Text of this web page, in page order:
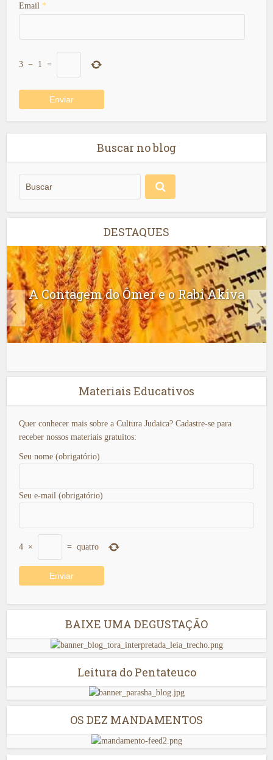
Email *
3 − 1 =
Buscar no blog
DESTAQUES
A Contagem do Ômer e o Rabi Akiva
Materiais Educativos
Quer conhecer mais sobre a Cultura Judaica? Cadastre-se para
receber nossos materiais gratuitos:
Seu nome (obrigatório)
Seu e-mail (obrigatório)
4 × = quatro
BAIXE UMA DEGUSTAÇÃO
Leitura do Pentateuco
OS DEZ MANDAMENTOS